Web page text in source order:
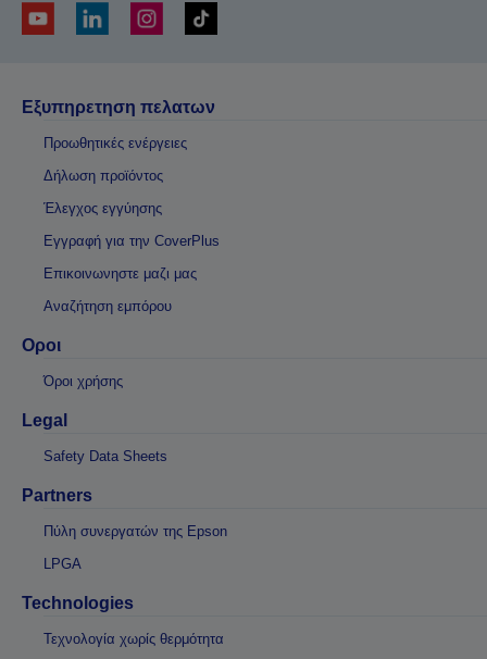
Εξυπηρετηση πελατων
Προωθητικές ενέργειες
Δήλωση προϊόντος
Έλεγχος εγγύησης
Εγγραφή για την CoverPlus
Επικοινωνηστε μαζι μας
Αναζήτηση εμπόρου
Οροι
Όροι χρήσης
Legal
Safety Data Sheets
Partners
Πύλη συνεργατών της Epson
LPGA
Technologies
Τεχνολογία χωρίς θερμότητα